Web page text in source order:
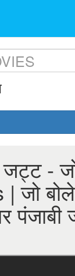
जट्ट -
| जो